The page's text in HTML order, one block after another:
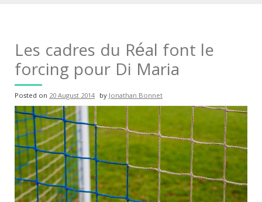
Les cadres du Réal font le
forcing pour Di Maria
Posted on 20 August 2014 byJonathan Bonnet